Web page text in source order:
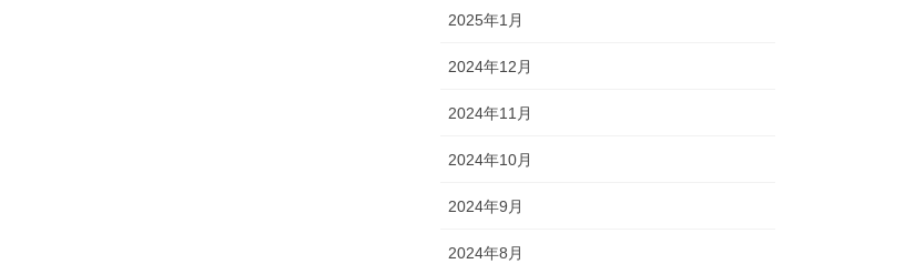
2025年1月
2024年12月
2024年11月
2024年10月
2024年9月
2024年8月